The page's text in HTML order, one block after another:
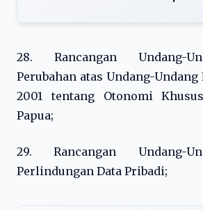
28. Rancangan Undang-
Perubahan atas Undang-Undang
2001 tentang Otonomi
Papua;
29. Rancangan Undang-
Perlindungan Data Pribadi;